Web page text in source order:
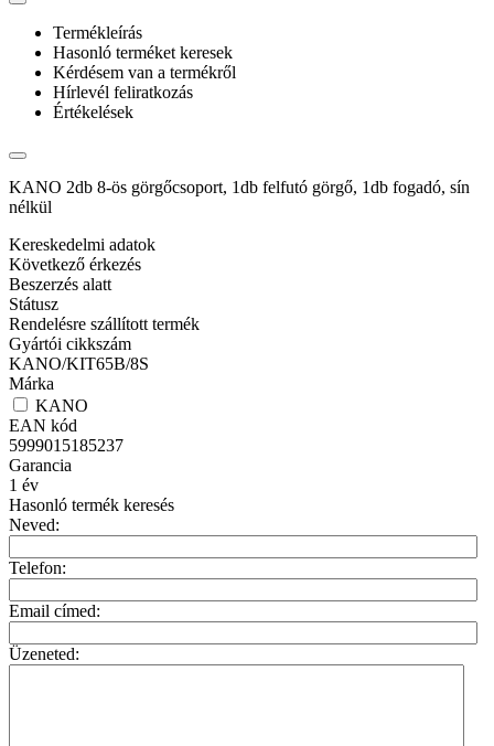
Termékleírás
Hasonló terméket keresek
Kérdésem van a termékről
Hírlevél feliratkozás
Értékelések
KANO 2db 8-ös görgőcsoport, 1db felfutó görgő, 1db fogadó, sín
nélkül
Kereskedelmi adatok
Következő érkezés
Beszerzés alatt
Státusz
Rendelésre szállított termék
Gyártói cikkszám
KANO/KIT65B/8S
Márka
KANO
EAN kód
5999015185237
Garancia
1 év
Hasonló termék keresés
Neved:
Telefon:
Email címed:
Üzeneted: